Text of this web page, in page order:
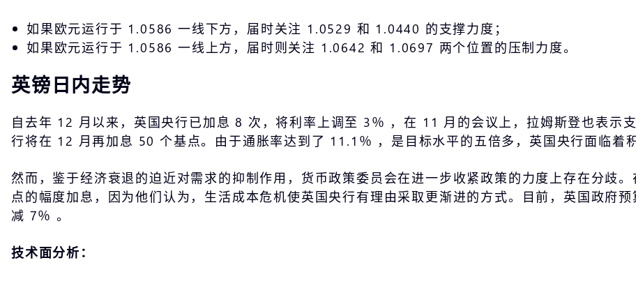
如果欧元运行于 1.0586 一线下方，届时关注 1.0529 和 1.0440 的支撑力度；
如果欧元运行于 1.0586 一线上方，届时则关注 1.0642 和 1.0697 两个位置的压制力度。
英镑日内走势
自去年 12 月以来，英国央行已加息 8 次，将利率上调至 3％ ，在 11 月的会议上，拉姆斯登也表示
行将在 12 月再加息 50 个基点。由于通胀率达到了 11.1％ ，是目标水平的五倍多，英国央行面临着
然而，鉴于经济衰退的迫近对需求的抑制作用，货币政策委员会在进一步收紧政策的力度上存在分歧
点的幅度加息，因为他们认为，生活成本危机使英国央行有理由采取更渐进的方式。目前，英国政府
减 7％ 。
技术面分析：